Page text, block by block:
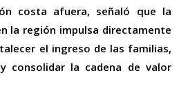
costa afuera, señaló que la
la región impulsa directamente
el ingreso de las familias,
consolidar la cadena de valor